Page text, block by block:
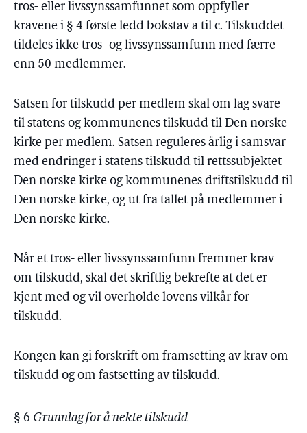
tros- eller livssynssamfunnet som oppfyller
kravene i § 4 første ledd bokstav a til c. Tilskuddet
tildeles ikke tros- og livssynssamfunn med færre
enn 50 medlemmer.
Satsen for tilskudd per medlem skal om lag svare
til statens og kommunenes tilskudd til Den norske
kirke per medlem. Satsen reguleres årlig i samsvar
med endringer i statens tilskudd til rettssubjektet
Den norske kirke og kommunenes driftstilskudd til
Den norske kirke, og ut fra tallet på medlemmer i
Den norske kirke.
Når et tros- eller livssynssamfunn fremmer krav
om tilskudd, skal det skriftlig bekrefte at det er
kjent med og vil overholde lovens vilkår for
tilskudd.
Kongen kan gi forskrift om framsetting av krav om
tilskudd og om fastsetting av tilskudd.
§ 6 Grunnlag for å nekte tilskudd